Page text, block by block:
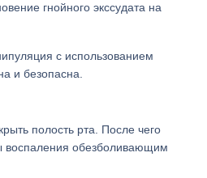
гнойного экссудата на
с использованием
и безопасна.
полость рта. После чего
воспаления обезболивающим